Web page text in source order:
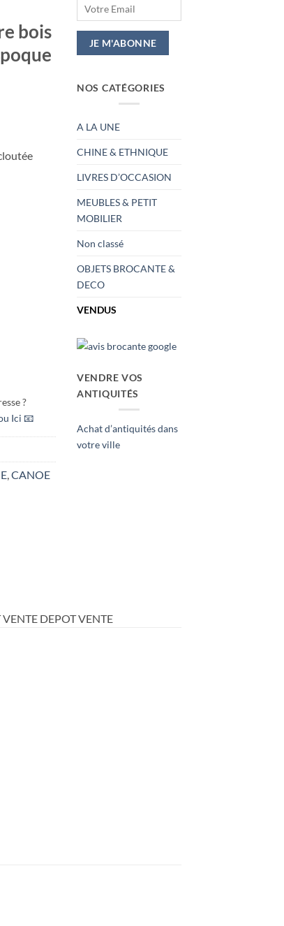
bois
?
Ici 📧
,CANOE
NOS CATÉGORIES
A LA UNE
CHINE & ETHNIQUE
LIVRES D’OCCASION
MEUBLES & PETIT
MOBILIER
Non classé
OBJETS BROCANTE &
DECO
VENDUS
VENDRE VOS
ANTIQUITÉS
Achat d’antiquités dans
votre ville
DEPOT VENTE